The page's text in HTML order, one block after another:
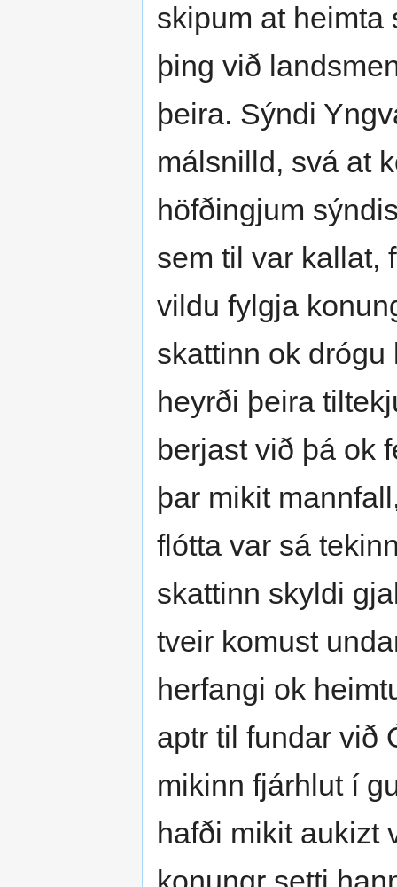
skipum at heimta
þing við
þeira. Sýndi
málsnilld, svá at
höfðingjum
sem til var kallat,
vildu fylgja
skattinn ok
heyrði þeira
berjast við þá ok
þar mikit
flótta var sá
skattinn skyldi
tveir komust
herfangi ok
aptr til fundar við
mikinn fjárhlut í
hafði mikit aukizt